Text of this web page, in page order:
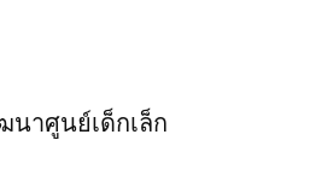
าศูนย์เด็กเล็ก